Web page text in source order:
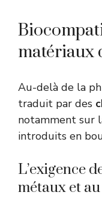
matériaux
Au-delà de la
traduit par des
notamment sur
introduits en
L’exigence
métaux et